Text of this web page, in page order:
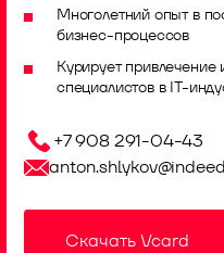
Многолетний опыт в
бизнес-процессов
Курирует
специалистов в IT-
+7 908 291-04-43
Скачать Vcard